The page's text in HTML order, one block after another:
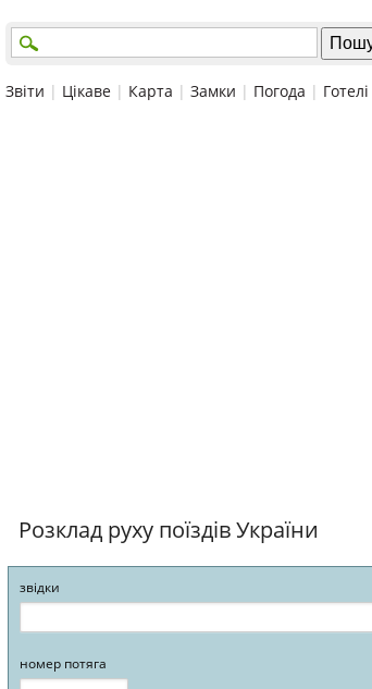
Звіти | Цікаве | Карта | Замки | Погода | Готелі
Розклад руху поїздів України
звідки
номер потяга